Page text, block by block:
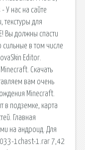
У нас на сайте
текстуры для
Вы должны спасти
сильные в том числе
Editor.
Скачать
вам очень
Minecraft.
в подземке, карта
Главная
на андроид. Для
1chast-1.rar 7,42